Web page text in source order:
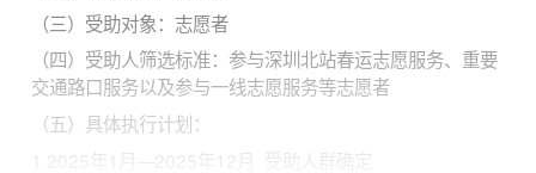
（三）受助对象：志愿者
（四）受助人筛选标准：参与深圳北站春运志愿服务、重要
交通路口服务以及参与一线志愿服务等志愿者
（五）具体执行计划：
1.2025年1月—2025年12月 受助人群确定